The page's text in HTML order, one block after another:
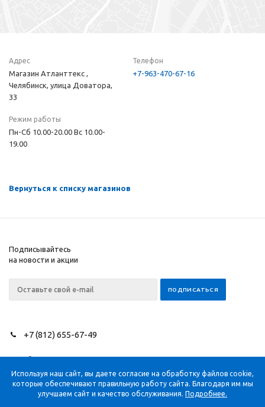
Адрес
Магазин Атланттекс ,
Челябинск, улица Доватора,
33
Телефон
+7-963-470-67-16
Режим работы
Пн-Сб 10.00-20.00 Вс 10.00-
19.00
Вернуться к списку магазинов
Подписывайтесь
на новости и акции
+7 (812) 655-67-49
2026 © NEEDLES SINCE
1851
Помощь
Информация
Используя наш сайт, вы даете согласие на обработку файлов cookie,
которые обеспечивают правильную работу сайта. Благодаря им мы
улучшаем сайт и качество обслуживания. Подробнее.